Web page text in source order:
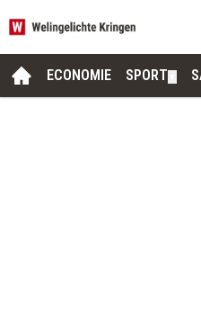
ECONOMIE SPORT